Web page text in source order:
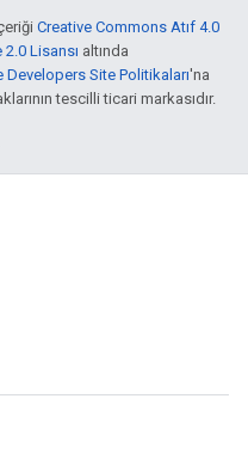
Creative Commons Atıf 4.0
Lisansı altında
Developers Site Politikaları'na
tescilli ticari markasıdır.